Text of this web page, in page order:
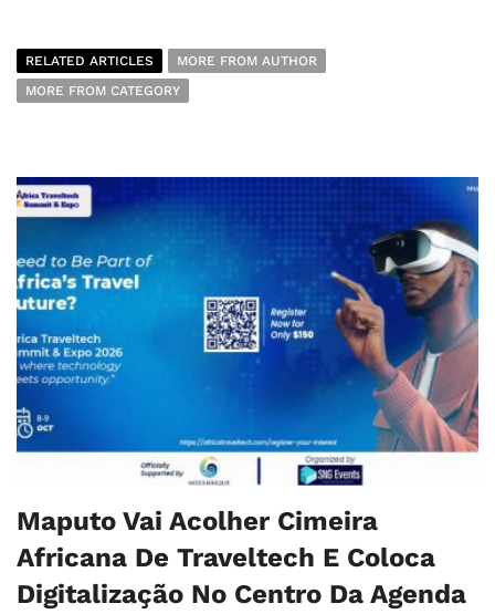
RELATED ARTICLES
MORE FROM AUTHOR
MORE FROM CATEGORY
Maputo Vai Acolher Cimeira
Africana De Traveltech E Coloca
Digitalização No Centro Da Agenda